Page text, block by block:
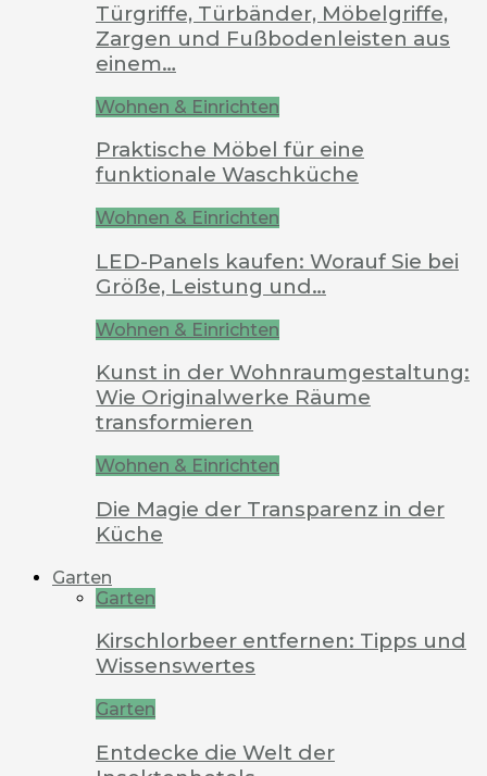
Türgriffe, Türbänder, Möbelgriffe,
Zargen und Fußbodenleisten aus
einem…
Wohnen & Einrichten
Praktische Möbel für eine
funktionale Waschküche
Wohnen & Einrichten
LED-Panels kaufen: Worauf Sie bei
Größe, Leistung und…
Wohnen & Einrichten
Kunst in der Wohnraumgestaltung:
Wie Originalwerke Räume
transformieren
Wohnen & Einrichten
Die Magie der Transparenz in der
Küche
Garten
Garten
Kirschlorbeer entfernen: Tipps und
Wissenswertes
Garten
Entdecke die Welt der